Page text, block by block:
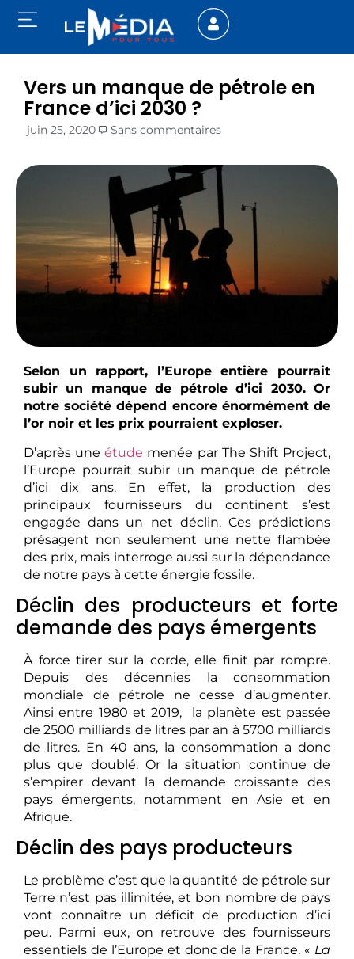
Vers un manque de pétrole en
France d’ici 2030 ?
juin 25, 2020 Sans commentaires
Selon un rapport, l’Europe entière pourrait
subir un manque de pétrole d’ici 2030. Or
notre société dépend encore énormément de
l’or noir et les prix pourraient exploser.
D’après uneétude menée par The Shift Project,
l’Europe pourrait subir un manque de pétrole
d’ici dix ans. En effet, la production des
principaux fournisseurs du continent s’est
engagée dans un net déclin. Ces prédictions
présagent non seulement une nette flambée
des prix, mais interroge aussi sur la dépendance
de notre pays à cette énergie fossile.
Déclin des producteurs et forte
demande des pays émergents
À force tirer sur la corde, elle finit par rompre.
Depuis des décennies la consommation
mondiale de pétrole ne cesse d’augmenter.
Ainsi entre 1980 et 2019, la planète est passée
de 2500 milliards de litres par an à 5700 milliards
de litres. En 40 ans, la consommation a donc
plus que doublé. Or la situation continue de
s’empirer devant la demande croissante des
pays émergents, notamment en Asie et en
Afrique.
Déclin des pays producteurs
Le problème c’est que la quantité de pétrole sur
Terre n’est pas illimitée, et bon nombre de pays
vont connaître un déficit de production d’ici
peu. Parmi eux, on retrouve des fournisseurs
essentiels de l’Europe et donc de la France. « La